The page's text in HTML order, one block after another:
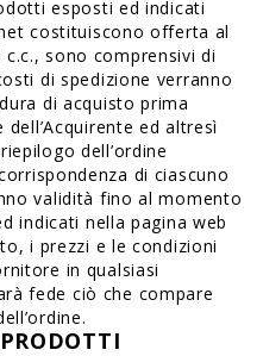
esposti ed indicati
costituiscono offerta al
c.c., sono comprensivi di
di spedizione verranno
di acquisto prima
dell’Acquirente ed altresì
dell’ordine
di ciascuno
validità fino al momento
indicati nella pagina web
i prezzi e le condizioni
in qualsiasi
fede ciò che compare